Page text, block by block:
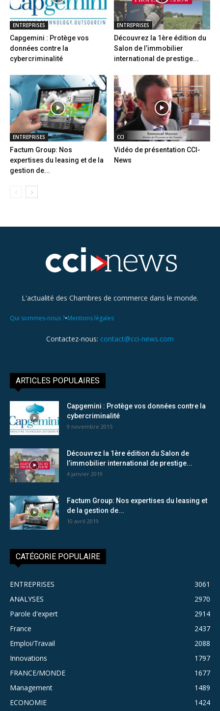
ENTREPRISES
Capgemini : Protège vos
données contre la
cybercriminalité
ENTREPRISES
Découvrez la 1ère édition du
Salon de l’immobilier
international de prestige...
ENTREPRISES
Factum Group: Nos
expertises du leasing et de la
gestion de...
CCI
Vidéo de présentation CCI-
News
L'actualité des Chambres de commerce dans le monde.
Qui sommes-nous ?•Mentions légales
Contactez-nous: contact@cci-news.com
ARTICLES POPULAIRES
Capgemini : Protège vos données contre la
cybercriminalité
9 novembre 2015
Découvrez la 1ère édition du Salon de
l’immobilier international de prestige...
4 janvier 2019
Factum Group: Nos expertises du leasing et
de la gestion de...
10 avril 2019
CATÉGORIE POPULAIRE
ENTREPRISES
3061
ANALYSES
2970
Parole d'expert
2914
France
2437
Emploi/Travail
2088
Innovations
1797
FRANCE/MONDE
1677
Management
1489
ECONOMIE
1424